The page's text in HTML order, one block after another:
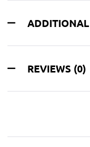
REVIEWS (0)